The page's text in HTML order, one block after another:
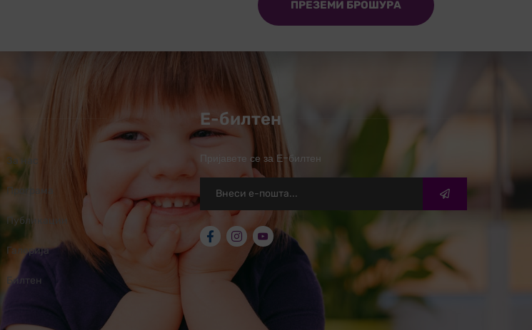
ПРЕЗЕМИ БРОШУРА
За нас
Програмa
Публикации
Галерија
Билтен
Е-билтен
Пријавете се за Е-билтен